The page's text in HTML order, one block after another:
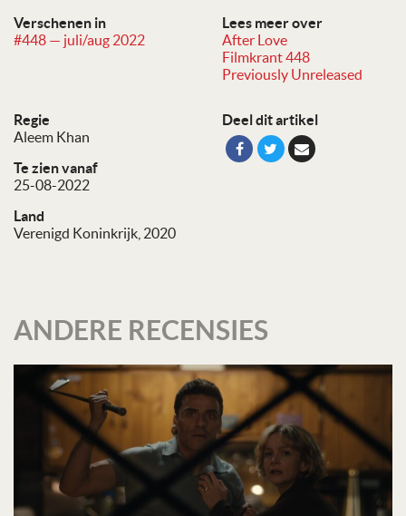
Verschenen in
#448 — juli/aug 2022
Lees meer over
After Love
Filmkrant 448
Previously Unreleased
Regie
Aleem Khan
Te zien vanaf
25-08-2022
Land
Verenigd Koninkrijk, 2020
Deel dit artikel
ANDERE RECENSIES